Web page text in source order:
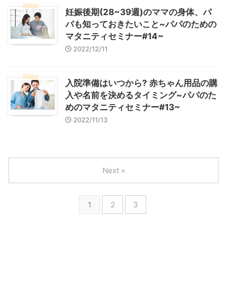
妊娠後期(28~39週)のママの身体、パ
パも知っておきたいこと~パパのための
マタニティセミナー#14~
2022/12/11
入院準備はいつから? 赤ちゃん用品の購
入や名前を決めるタイミング~パパのた
めのマタニティセミナー#13~
2022/11/13
1 2 3
Next »